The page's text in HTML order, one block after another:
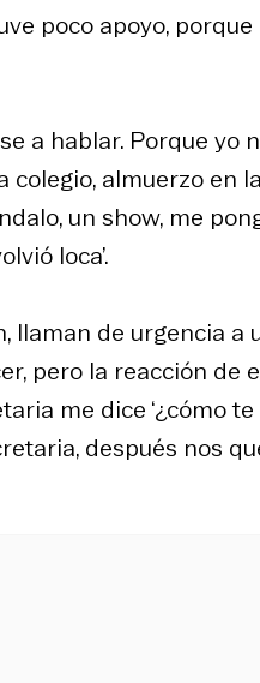
poco apoyo,
a hablar. Porque
almuerzo en
un show, me
loca’.
llaman de urgencia
pero la reacción de
me dice ‘¿cómo te
después nos